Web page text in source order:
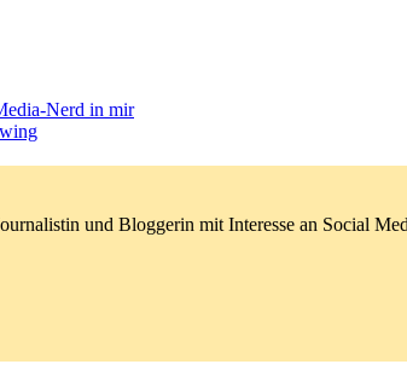
Nerd in mir
und Bloggerin mit Interesse an Social